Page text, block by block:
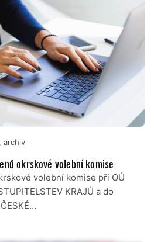
archiv
okrskové volební komise
volební komise při OÚ
KRAJŮ a do